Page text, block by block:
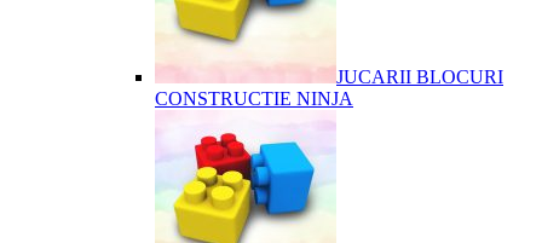
JUCARII BLOCURI
CONSTRUCTIE NINJA